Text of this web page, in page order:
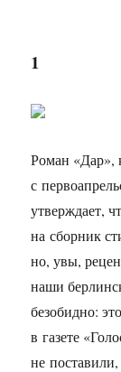
1
Роман «Дар»,
с
утверждает,
на сборник
но, увы,
наши
безобидно:
в газете
не